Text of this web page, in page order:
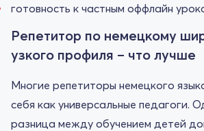
готовность к частным оффлайн
Репетитор по немецкому
узкого профиля – что лучше
Многие репетиторы немецкого
себя как универсальные педагоги.
разница между обучением детей